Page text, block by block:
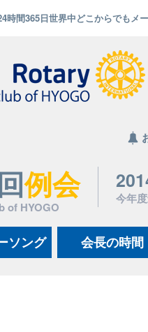
時間365日世界中どこからでもメ
例会
of HYOGO
今年
ソング 会長の時間